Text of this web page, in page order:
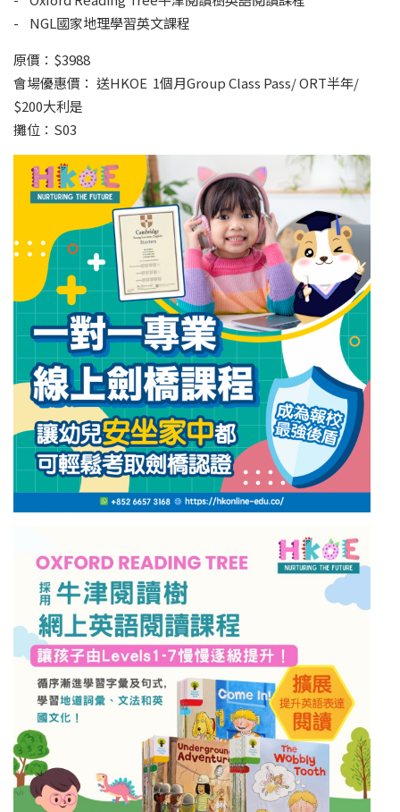
- NGL國家地理學習英文課程
原價：$3988
會場優惠價： 送HKOE 1個月Group Class Pass/ ORT半年/
$200大利是
攤位：S03